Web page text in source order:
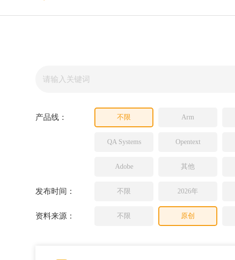
Incredibuild
产品线： 不限 Arm
QA Systems Opentext
Adobe 其他
发布时间： 不限 2026年
资料来源： 不限 原创